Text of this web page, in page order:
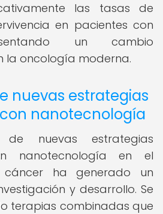
las tasas de
en pacientes con
un cambio
la oncología moderna.
nuevas estrategias
nanotecnología
de nuevas estrategias
nanotecnología en el
ha generado un
y desarrollo. Se
terapias combinadas que